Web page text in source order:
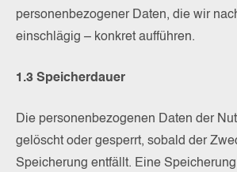
personenbezogener Daten, die wir
einschlägig – konkret aufführen.
1.3 Speicherdauer
Die personenbezogenen Daten der
gelöscht oder gesperrt, sobald der
Speicherung entfällt. Eine